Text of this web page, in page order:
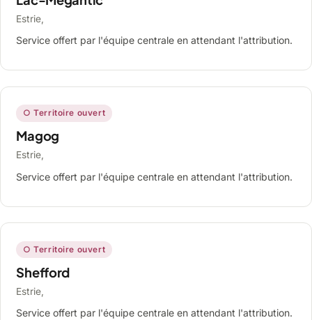
Estrie,
Service offert par l'équipe centrale en attendant l'attribution.
○ Territoire ouvert
Magog
Estrie,
Service offert par l'équipe centrale en attendant l'attribution.
○ Territoire ouvert
Shefford
Estrie,
Service offert par l'équipe centrale en attendant l'attribution.